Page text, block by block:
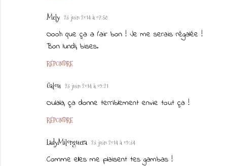
Mely 23 juin 2014 à 07:58
Oooh que ça a l'air bon ! Je me serais régalée !
Bon lundi, bises.
RÉPONDRE
Galou 23 juin 2014 à 09:21
Oulala, ça donne terriblement envie tout ça !
RÉPONDRE
LadyMilonguera 23 juin 2014 à 09:34
Comme elles me plaisent tes gambas !